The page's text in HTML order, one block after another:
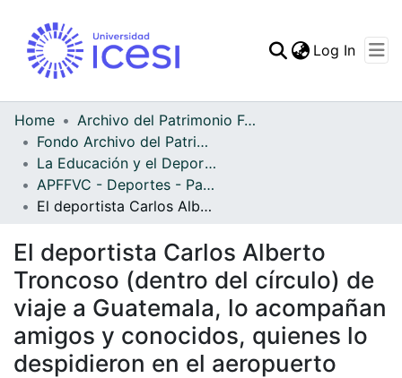
Log In
Home
Archivo del Patrimonio Fotográfico y Fílmico del Valle del Cauca
Fondo Archivo del Patrimonio Fotográfico y Fílmico del Valle del Cauca
La Educación y el Deporte
APFFVC - Deportes - Patrimonial
El deportista Carlos Alberto Troncoso (dentro del círculo) de viaje a Guatemala, lo acompañan amigos y conocidos, quienes lo despidieron en el aeropuerto
El deportista Carlos Alberto
Troncoso (dentro del círculo) de
viaje a Guatemala, lo acompañan
amigos y conocidos, quienes lo
despidieron en el aeropuerto